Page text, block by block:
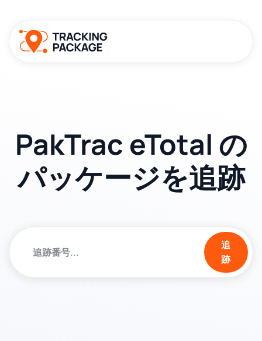
PakTrac eTotal の
パッケージを追跡
追
跡